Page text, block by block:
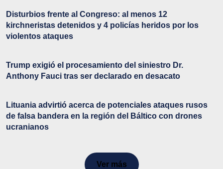
Disturbios frente al Congreso: al menos 12
kirchneristas detenidos y 4 policías heridos por los
violentos ataques
Trump exigió el procesamiento del siniestro Dr.
Anthony Fauci tras ser declarado en desacato
Lituania advirtió acerca de potenciales ataques rusos
de falsa bandera en la región del Báltico con drones
ucranianos
Ver más